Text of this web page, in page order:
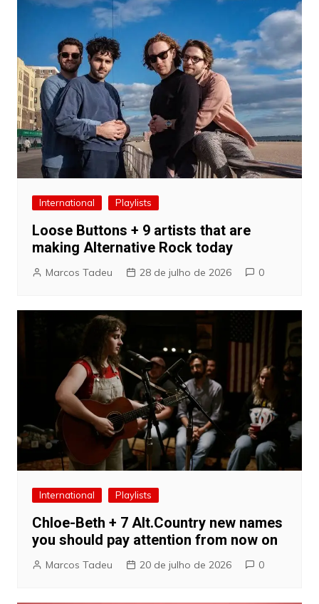
International Playlists
Loose Buttons + 9 artists that are
making Alternative Rock today
Marcos Tadeu 28 de julho de 2026 0
International Playlists
Chloe-Beth + 7 Alt.Country new names
you should pay attention from now on
Marcos Tadeu 20 de julho de 2026 0